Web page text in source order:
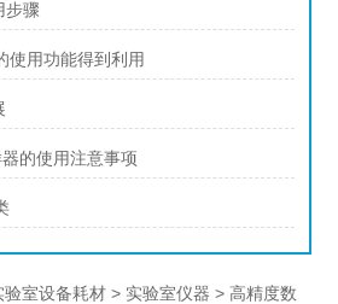
步骤
使用功能得到利用
的使用注意事项
验室设备耗材 > 实验室仪器 > 高精度数